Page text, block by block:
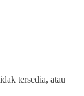
tersedia, atau